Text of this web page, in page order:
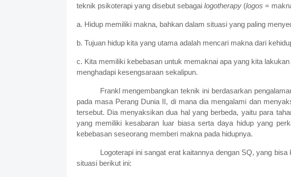
teknik psikoterapi yang disebut sebagai logotherapy (logos =
a. Hidup memiliki makna, bahkan dalam situasi yang paling
b. Tujuan hidup kita yang utama adalah mencari makna dari
c. Kita memiliki kebebasan untuk memaknai apa yang kita
menghadapi kesengsaraan sekalipun.
Frankl mengembangkan teknik ini berdasarkan
pada masa Perang Dunia II, di mana dia mengalami dan
tersebut. Dia menyaksikan dua hal yang berbeda, yaitu para
yang memiliki kesabaran luar biasa serta daya hidup yang
kebebasan seseorang memberi makna pada hidupnya.
Logoterapi ini sangat erat kaitannya dengan SQ, yang
situasi berikut ini: